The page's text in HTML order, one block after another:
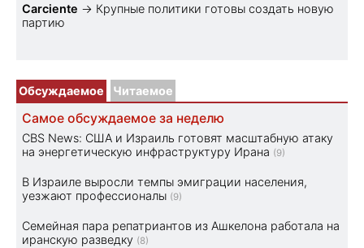
Carciente → Крупные политики готовы создать новую
партию
Обсуждаемое Читаемое
Самое обсуждаемое за неделю
CBS News: США и Израиль готовят масштабную атаку
на энергетическую инфраструктуру Ирана (9)
В Израиле выросли темпы эмиграции населения,
уезжают профессионалы (9)
Семейная пара репатриантов из Ашкелона работала на
иранскую разведку (8)